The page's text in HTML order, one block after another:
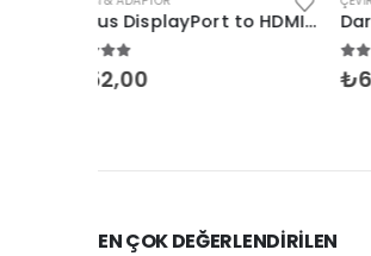
Dark Type-C to Gigabit Ethernet Adaptörü
₺698,00
EN ÇOK DEĞERLENDİRİLEN